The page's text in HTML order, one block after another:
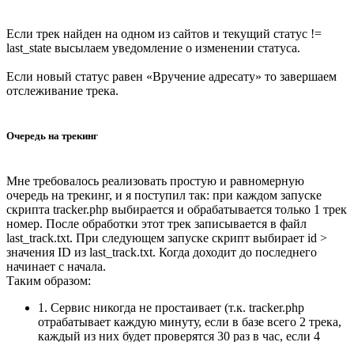
Если трек найден на одном из сайтов и текущий статус !=
last_state высылаем уведомление о изменении статуса.
Если новый статус равен «Вручение адресату» то завершаем
отслеживание трека.
Очередь на трекинг
Мне требовалось реализовать простую и равномерную
очередь на трекинг, и я поступил так: при каждом запуске
скрипта tracker.php выбирается и обрабатывается только 1 трек
номер. После обработки этот трек записывается в файл
last_track.txt. При следующем запуске скрипт выбирает id >
значения ID из last_track.txt. Когда доходит до последнего
начинает с начала.
Таким образом:
1. Сервис никогда не простаивает (т.к. tracker.php
отрабатывает каждую минуту, если в базе всего 2 трека,
каждый из них будет проверятся 30 раз в час, если 4